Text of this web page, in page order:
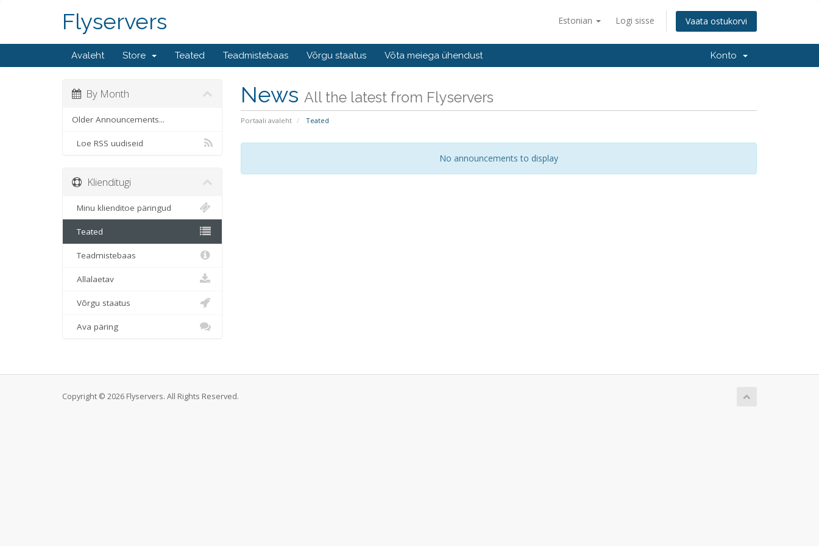
Estonian Logi sisse Vaata ostukorvi
Flyservers
Avaleht Store Teated Teadmistebaas Võrgu staatus Võta meiega ühendust Konto
News All the latest from Flyservers
Portaali avaleht Teated
By Month
Older Announcements...
Loe RSS uudiseid
No announcements to display
Klienditugi
Minu klienditoe päringud
Teated
Teadmistebaas
Allalaetav
Võrgu staatus
Ava päring
Copyright © 2026 Flyservers. All Rights Reserved.